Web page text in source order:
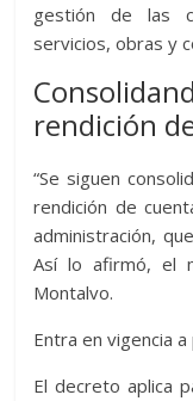
gestión de las
servicios, obras y
rendición
“Se siguen
rendición de
administración,
Así lo afirmó, el
Montalvo.
Entra en vigencia
El decreto aplica